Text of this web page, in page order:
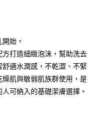
的支付方式。 讓您購物簡單
值。
結帳。
將跳轉至「AFTEE先享後付」
訊。
費
始。
打造細緻泡沫，幫助洗去
適水潤感，不乾澀、不緊
肌與敏弱肌族群使用，是
可納入的基礎潔膚選擇。